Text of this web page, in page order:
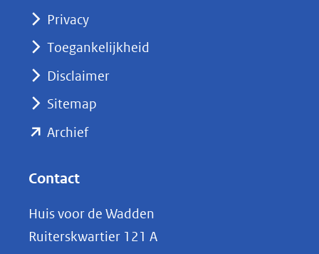
nieuw
naar
Privacy
Toegankelijkheid
Disclaimer
Sitemap
Archief(opent
(verwijst
naar
Contact
Huis voor de Wadden
Ruiterskwartier 121 A